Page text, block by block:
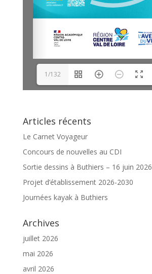
1/132
Articles récents
Le Carnet Voyageur
Concours de nouvelles au CDI
Sortie dessins à Buthiers – 16 juin 2026
Projet d’établissement 2026-2030
Journées kayak à Buthiers
Archives
juillet 2026
mai 2026
avril 2026